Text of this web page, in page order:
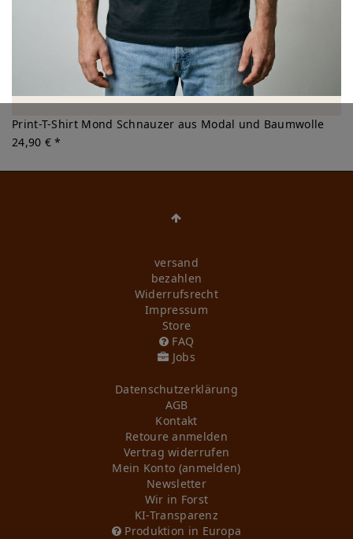
Print-T-Shirt Mond Schnauzer aus Modal und Baumwolle
24,90 € *
versand
bezahlen
Widerrufs­recht
Impressum
Store
FAQ
Jobs
Daten­schutz­erklärung
AGB
Kontakt
Retoure anmelden
Vertrag widerrufen
Mein Konto (anmelden)
Newsletter
Wir in Forst
KI-Transparenz
Produktion in Europa